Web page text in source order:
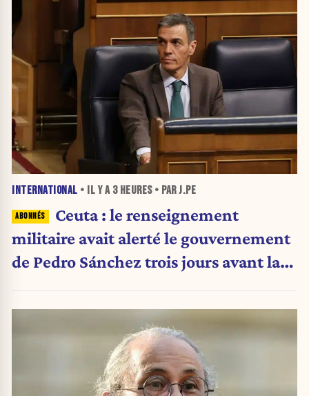
INTERNATIONAL • IL Y A 3 HEURES• PAR J.PE
Ceuta : le renseignement
militaire avait alerté le gouvernement
de Pedro Sánchez trois jours avant la